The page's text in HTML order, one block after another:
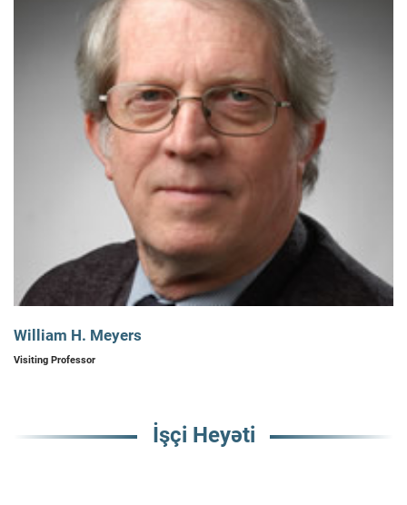
William H. Meyers
Visiting Professor
İşçi Heyəti